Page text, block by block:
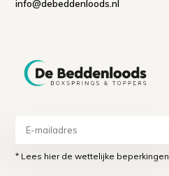
info@debeddenloods.nl
* Lees hier de wettelijke beperkingen